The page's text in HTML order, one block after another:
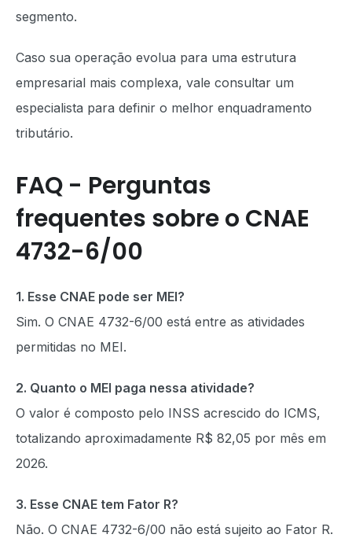
segmento.
Caso sua operação evolua para uma estrutura
empresarial mais complexa, vale consultar um
especialista para definir o melhor enquadramento
tributário.
FAQ - Perguntas
frequentes sobre o CNAE
4732-6/00
1. Esse CNAE pode ser MEI?
Sim. O CNAE 4732-6/00 está entre as atividades
permitidas no MEI.
2. Quanto o MEI paga nessa atividade?
O valor é composto pelo INSS acrescido do ICMS,
totalizando aproximadamente R$ 82,05 por mês em
2026.
3. Esse CNAE tem Fator R?
Não. O CNAE 4732-6/00 não está sujeito ao Fator R.